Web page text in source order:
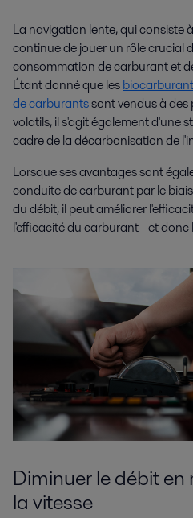
La navigation lente, qui consiste
continue de jouer un rôle crucial
consommation de carburant et
Étant donné que les
de carburantssont vendus à des
volatils, il s'agit également d'une
cadre de la décarbonisation de
Lorsque ses avantages sont
conduite de carburant par le
du débit, il peut améliorer
l'efficacité du carburant - et donc
Diminuer le débit
la vitesse